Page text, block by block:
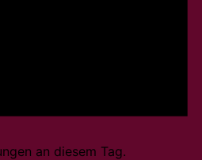
an diesem Tag.